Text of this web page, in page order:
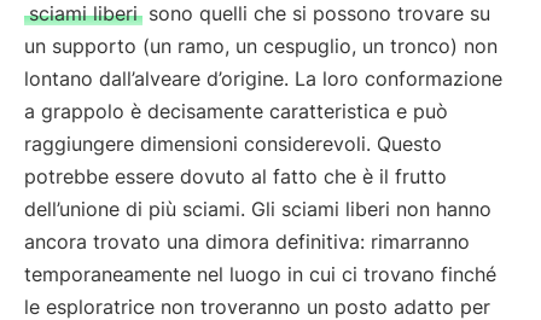
sciami liberi sono quelli che si possono trovare su
un supporto (un ramo, un cespuglio, un tronco) non
lontano dall’alveare d’origine. La loro conformazione
a grappolo è decisamente caratteristica e può
raggiungere dimensioni considerevoli. Questo
potrebbe essere dovuto al fatto che è il frutto
dell’unione di più sciami. Gli sciami liberi non hanno
ancora trovato una dimora definitiva: rimarranno
temporaneamente nel luogo in cui ci trovano finché
le esploratrice non troveranno un posto adatto per